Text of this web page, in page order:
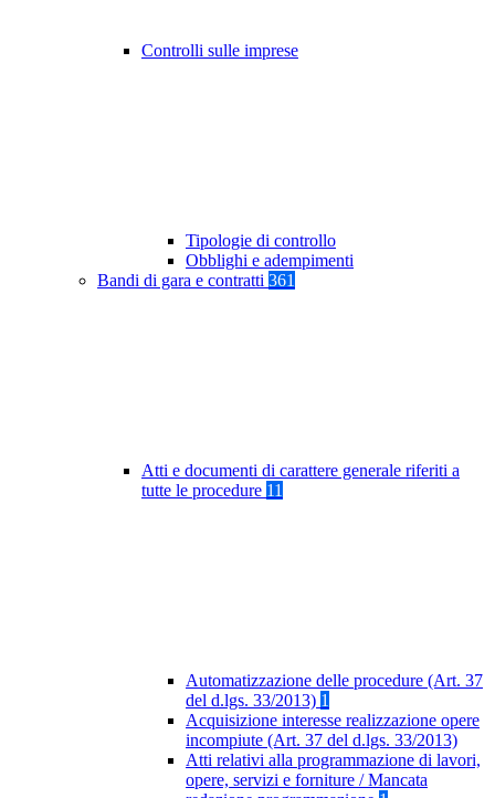
Controlli sulle imprese
Tipologie di controllo
Obblighi e adempimenti
Bandi di gara e contratti 361
Atti e documenti di carattere generale riferiti a
tutte le procedure 11
Automatizzazione delle procedure (Art. 37
del d.lgs. 33/2013) 1
Acquisizione interesse realizzazione opere
incompiute (Art. 37 del d.lgs. 33/2013)
Atti relativi alla programmazione di lavori,
opere, servizi e forniture / Mancata